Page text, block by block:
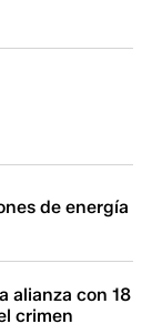
de energía
alianza con 18
crimen